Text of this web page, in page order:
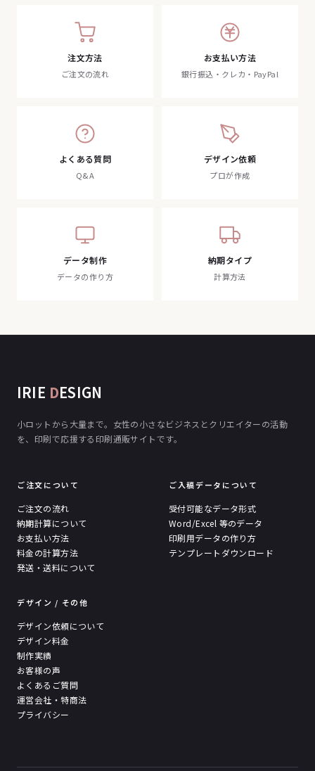
注文方法
ご注文の流れ
お支払い方法
銀行振込・クレカ・PayPal
よくある質問
Q&A
デザイン依頼
プロが作成
データ制作
データの作り方
納期タイプ
計算方法
IRIE DESIGN
小ロットから大量まで。女性の小さなビジネスとクリエイターの活動
を、印刷で応援する印刷通販サイトです。
ご注文について
ご注文の流れ
納期計算について
お支払い方法
料金の計算方法
発送・送料について
ご入稿データについて
受付可能なデータ形式
Word/Excel 等のデータ
印刷用データの作り方
テンプレートダウンロード
デザイン / その他
デザイン依頼について
デザイン料金
制作実績
お客様の声
よくあるご質問
運営会社・特商法
プライバシー